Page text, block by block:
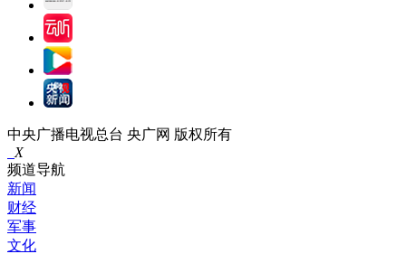
中央广播电视总台 央广网 版权所有
X
频道导航
新闻
财经
军事
文化